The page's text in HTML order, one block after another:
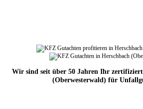
Wir sind seit über 50 Jahren Ihr
(Oberwesterwald) für